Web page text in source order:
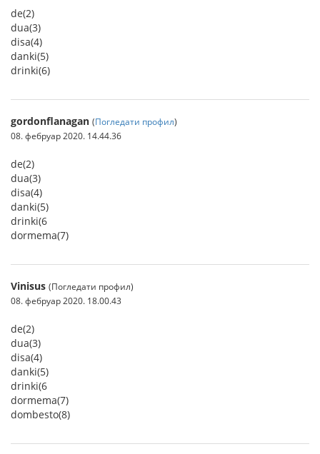
de(2)
dua(3)
disa(4)
danki(5)
drinki(6)
gordonflanagan (Погледати профил)
08. фебруар 2020. 14.44.36
de(2)
dua(3)
disa(4)
danki(5)
drinki(6
dormema(7)
Vinisus (Погледати профил)
08. фебруар 2020. 18.00.43
de(2)
dua(3)
disa(4)
danki(5)
drinki(6
dormema(7)
dombesto(8)